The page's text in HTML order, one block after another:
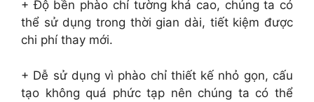
+ Độ bền phào chỉ tường khá cao, chúng ta có
thể sử dụng trong thời gian dài, tiết kiệm được
chi phí thay mới.
+ Dễ sử dụng vì phào chỉ thiết kế nhỏ gọn, cấu
tạo không quá phức tạp nên chúng ta có thể